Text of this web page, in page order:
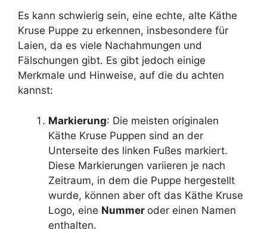
Es kann schwierig sein, eine echte, alte Käthe
Kruse Puppe zu erkennen, insbesondere für
Laien, da es viele Nachahmungen und
Fälschungen gibt. Es gibt jedoch einige
Merkmale und Hinweise, auf die du achten
kannst:
Markierung: Die meisten originalen
Käthe Kruse Puppen sind an der
Unterseite des linken Fußes markiert.
Diese Markierungen variieren je nach
Zeitraum, in dem die Puppe hergestellt
wurde, können aber oft das Käthe Kruse
Logo, eine Nummer oder einen Namen
enthalten.